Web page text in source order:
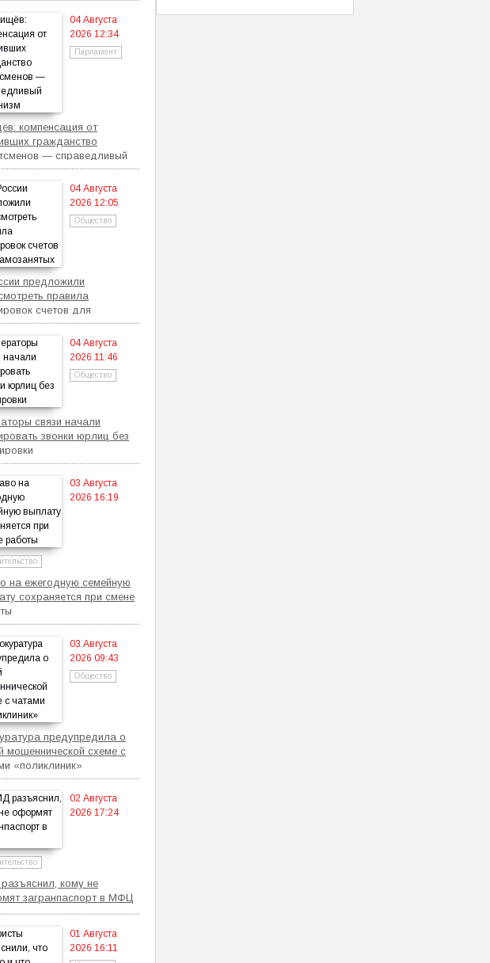
04 Августа
2026 12:34
Парламент
компенсация от
гражданство
— справедливый
04 Августа
2026 12:05
Общество
предложили
правила
счетов для
04 Августа
2026 11:46
Общество
связи начали
звонки юрлиц без
03 Августа
2026 16:19
на ежегодную семейную
сохраняется при смене
03 Августа
2026 09:43
Общество
предупредила о
мошеннической схеме с
«поликлиник»
02 Августа
2026 17:24
кому не
загранпаспорт в МФЦ
01 Августа
2026 16:11